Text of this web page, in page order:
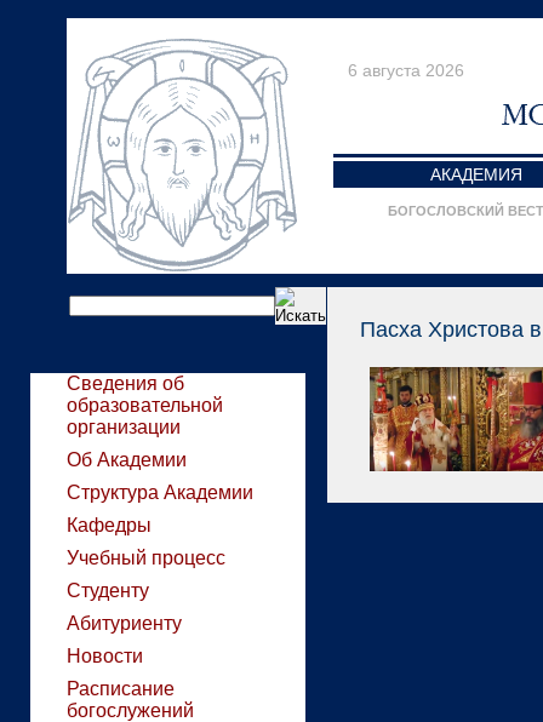
6 августа 2026
АКАДЕМИЯ
БОГОСЛОВСКИЙ
Сведения об
образовательной
организации
Об Академии
Структура Академии
Кафедры
Учебный процесс
Студенту
Абитуриенту
Новости
Расписание
богослужений
Пасха Христова